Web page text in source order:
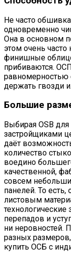
Не часто
одновременно
Она в основном
этом очень
финишные
прибиваются.
равномерностью
держать гвозди
Большие
Выбирая OSB
застройщиками
даёт
количество
воедино
качественной,
совсем
панелей. То
листовым
перепадов и
ни неровностей.
разных
купить ОСБ с